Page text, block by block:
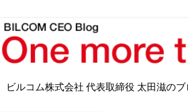
ビルコム株式会社 代表取締役 太田滋のブ